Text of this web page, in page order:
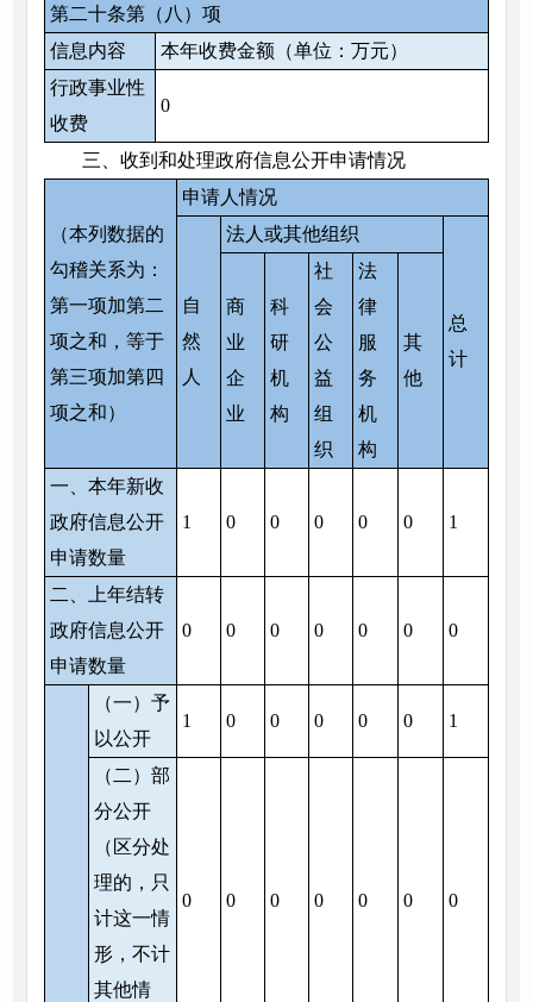
第二十条第（八）项
信息内容
本年收费金额（单位：万元）
行政事业性
收费
0
三、收到和处理政府信息公开申请情况
（本列数据的
勾稽关系为：
第一项加第二
项之和，等于
第三项加第四
项之和）
申请人情况
自
然
人
法人或其他组织
总
计
商
业
企
业
科
研
机
构
社
会
公
益
组
织
法
律
服
务
机
构
其
他
一、本年新收
政府信息公开
申请数量
1 0 0 0 0 0 1
二、上年结转
政府信息公开
申请数量
0 0 0 0 0 0 0
（一）予
以公开
1 0 0 0 0 0 1
（二）部
分公开
（区分处
理的，只
计这一情
形，不计
其他情
0 0 0 0 0 0 0